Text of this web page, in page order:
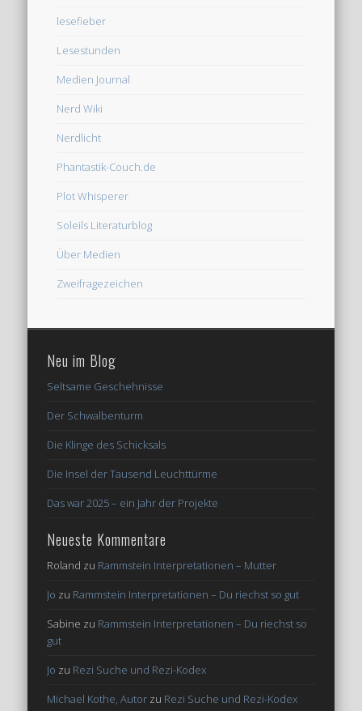
lesefieber
Lesestunden
Medien Journal
Nerd Wiki
Nerdlicht
Phantastik-Couch.de
Plot Whisperer
Soleils Literaturblog
Über Medien
Zweifragezeichen
Neu im Blog
Seltsame Geschehnisse
Der Schwalbenturm
Die Klinge des Schicksals
Die Insel der Tausend Leuchttürme
Das war 2025 – ein Jahr der Projekte
Neueste Kommentare
Roland zu Rammstein Interpretationen – Mutter
Jo zu Rammstein Interpretationen – Du riechst so gut
Sabine zu Rammstein Interpretationen – Du riechst so
gut
Jo zu Rezi Suche und Rezi-Kodex
Michael Kothe, Autor zu Rezi Suche und Rezi-Kodex